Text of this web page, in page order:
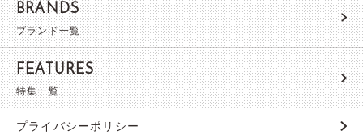
BRANDS
ブランド一覧
FEATURES
特集一覧
プライバシーポリシー